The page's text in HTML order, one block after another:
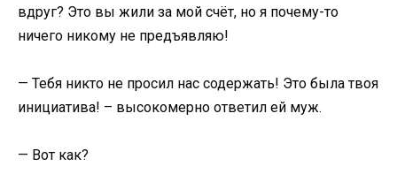
вдруг? Это вы жили за мой счёт, но я почему-то
ничего никому не предъявляю!
— Тебя никто не просил нас содержать! Это была твоя
инициатива! – высокомерно ответил ей муж.
— Вот как?